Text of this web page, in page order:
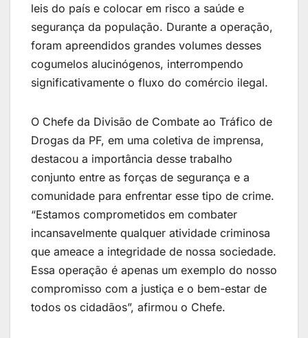
leis do país e colocar em risco a saúde e
segurança da população. Durante a operação,
foram apreendidos grandes volumes desses
cogumelos alucinógenos, interrompendo
significativamente o fluxo do comércio ilegal.
O Chefe da Divisão de Combate ao Tráfico de
Drogas da PF, em uma coletiva de imprensa,
destacou a importância desse trabalho
conjunto entre as forças de segurança e a
comunidade para enfrentar esse tipo de crime.
“Estamos comprometidos em combater
incansavelmente qualquer atividade criminosa
que ameace a integridade de nossa sociedade.
Essa operação é apenas um exemplo do nosso
compromisso com a justiça e o bem-estar de
todos os cidadãos”, afirmou o Chefe.